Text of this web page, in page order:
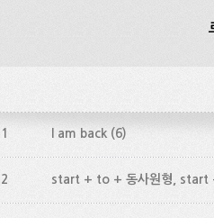
I am back (6)
start + to + 동사원형, start